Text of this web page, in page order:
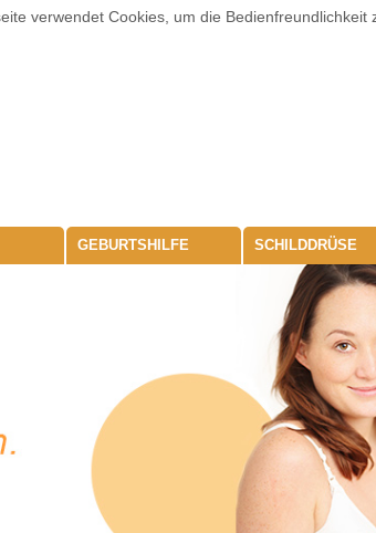
verwendet Cookies, um die Bedienfreundlichkeit
GEBURTSHILFE SCHILDDRÜSE